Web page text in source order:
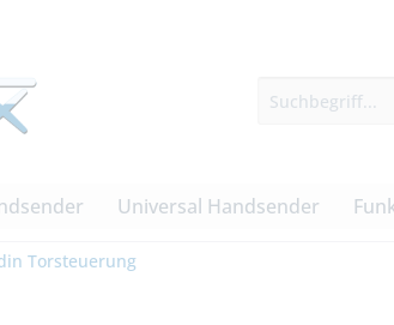
Universal Handsender
Torsteuerung